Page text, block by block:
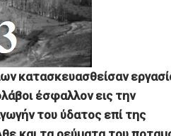
κατασκευασθείσαν
έσφαλλον εις την
του ύδατος επί της